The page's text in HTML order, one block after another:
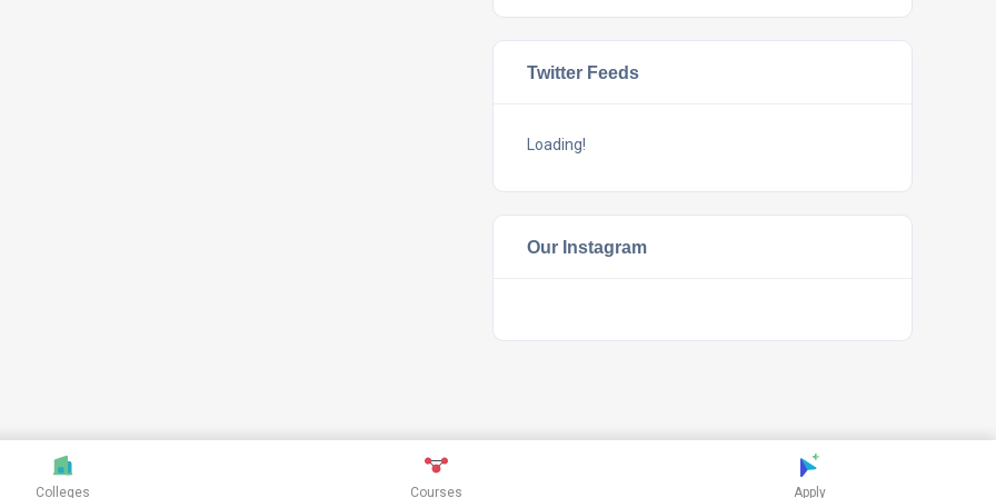
Twitter Feeds
Loading!
Our Instagram
Colleges Courses Apply